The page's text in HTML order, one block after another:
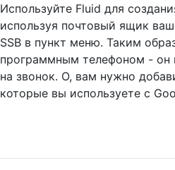
Используйте Fluid для
используя почтовый ящик
SSB в пункт меню. Таким
программным телефоном - он
на звонок. О, вам нужно
которые вы используете с